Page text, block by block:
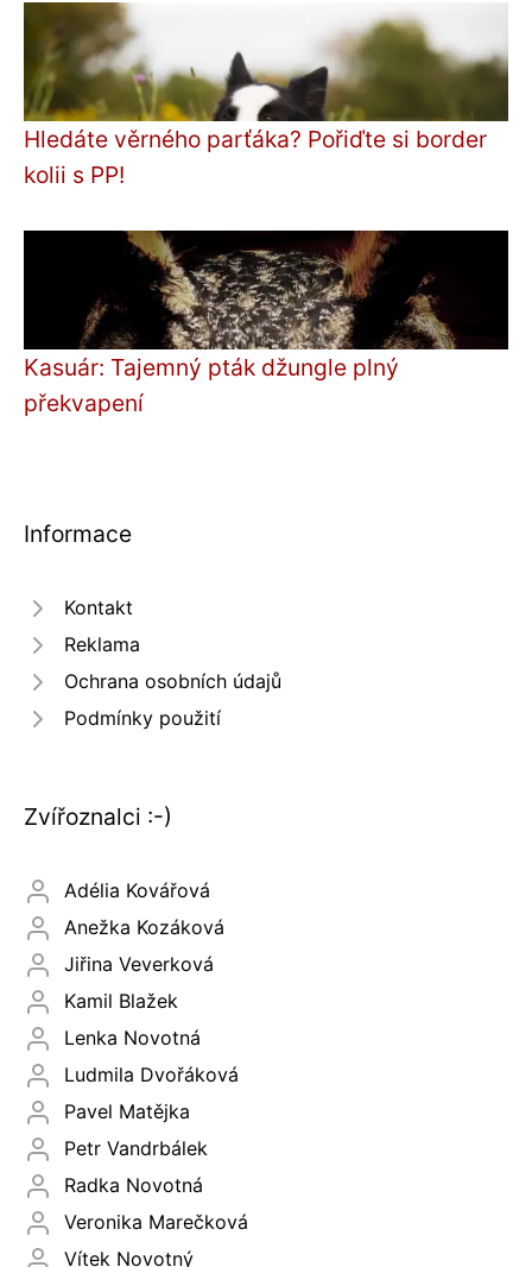
Hledáte věrného parťáka? Pořiďte si border
kolii s PP!
Kasuár: Tajemný pták džungle plný
překvapení
Informace
Kontakt
Reklama
Ochrana osobních údajů
Podmínky použití
Zvířoznalci :-)
Adélia Kovářová
Anežka Kozáková
Jiřina Veverková
Kamil Blažek
Lenka Novotná
Ludmila Dvořáková
Pavel Matějka
Petr Vandrbálek
Radka Novotná
Veronika Marečková
Vítek Novotný